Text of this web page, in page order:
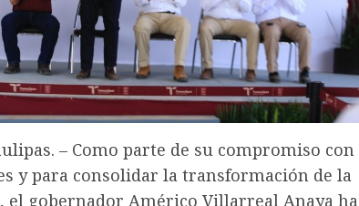
– Como parte de su compromiso con
y para consolidar la transformación de la
el gobernador Américo Villarreal Anaya ha